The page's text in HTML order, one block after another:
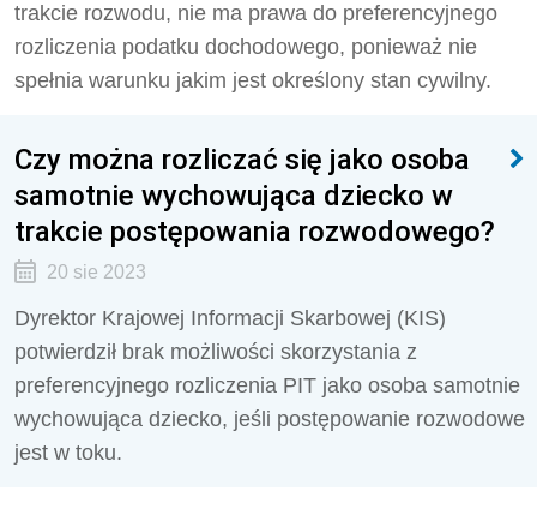
trakcie rozwodu, nie ma prawa do preferencyjnego
rozliczenia podatku dochodowego, ponieważ nie
spełnia warunku jakim jest określony stan cywilny.
Czy można rozliczać się jako osoba
samotnie wychowująca dziecko w
trakcie postępowania rozwodowego?
20 sie 2023
Dyrektor Krajowej Informacji Skarbowej (KIS)
potwierdził brak możliwości skorzystania z
preferencyjnego rozliczenia PIT jako osoba samotnie
wychowująca dziecko, jeśli postępowanie rozwodowe
jest w toku.